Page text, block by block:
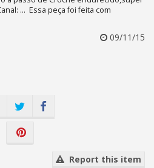
... Essa peça foi feita com
09/11/15
Report this item